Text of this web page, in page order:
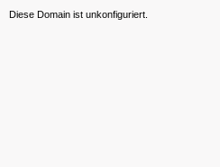
Diese Domain ist unkonfiguriert.